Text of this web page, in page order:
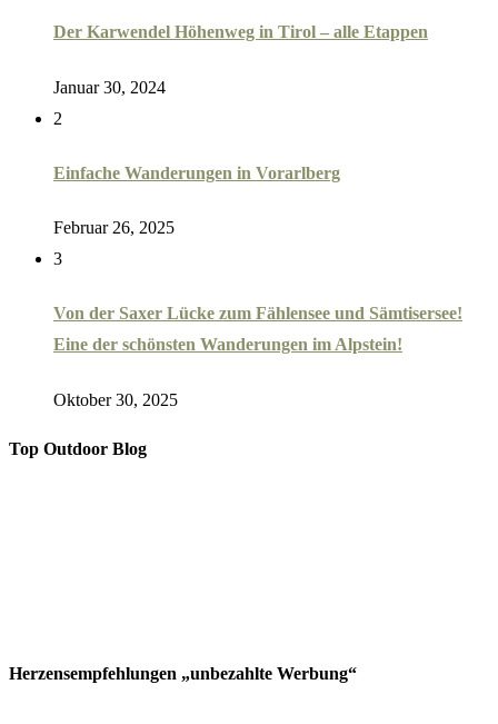
Der Karwendel Höhenweg in Tirol – alle Etappen
Januar 30, 2024
2
Einfache Wanderungen in Vorarlberg
Februar 26, 2025
3
Von der Saxer Lücke zum Fählensee und Sämtisersee!
Eine der schönsten Wanderungen im Alpstein!
Oktober 30, 2025
Top Outdoor Blog
Herzensempfehlungen „unbezahlte Werbung“